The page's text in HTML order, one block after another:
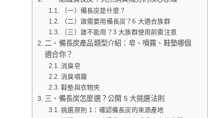
（一）備長炭是什麼？
（二）誰需要用備長炭？6 大適合族群
（三）誰不能用？3 大族群使用前需注意
二、備長炭產品類型介紹：皂、噴霧、鞋墊哪個
適合你？
消臭皂
消臭噴霧
鞋墊與衣物夾
三、備長炭怎麼選？公開 5 大挑選法則
挑選原則 1：確認備長炭的來源產地